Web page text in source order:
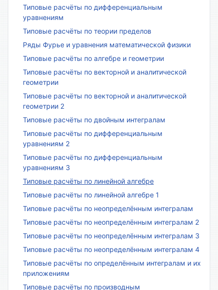
Типовые расчёты по дифференциальным
уравнениям
Типовые расчёты по теории пределов
Ряды Фурье и уравнения математической физики
Типовые расчёты по алгебре и геометрии
Типовые расчёты по векторной и аналитической
геометрии
Типовые расчёты по векторной и аналитической
геометрии 2
Типовые расчёты по двойным интегралам
Типовые расчёты по дифференциальным
уравнениям 2
Типовые расчёты по дифференциальным
уравнениям 3
Типовые расчёты по линейной алгебре
Типовые расчёты по линейной алгебре 1
Типовые расчёты по неопределённым интегралам
Типовые расчёты по неопределённым интегралам 2
Типовые расчёты по неопределённым интегралам 3
Типовые расчёты по неопределённым интегралам 4
Типовые расчёты по определённым интегралам и их
приложениям
Типовые расчёты по производным